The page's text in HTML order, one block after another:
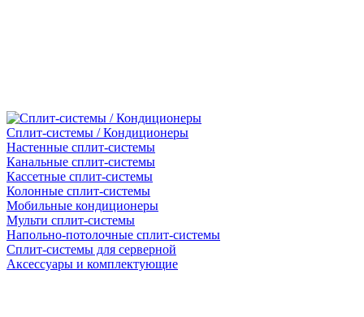
Сплит-системы / Кондиционеры
Настенные сплит-системы
Канальные сплит-системы
Кассетные сплит-системы
Колонные сплит-системы
Мобильные кондиционеры
Мульти сплит-системы
Напольно-потолочные сплит-системы
Сплит-системы для серверной
Аксессуары и комплектующие